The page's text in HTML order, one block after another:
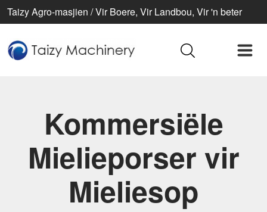
Taizy Agro-masjien / Vir Boere, Vir Landbou, Vir 'n beter
Kommersiële
Mielieporser vir
Mieliesop